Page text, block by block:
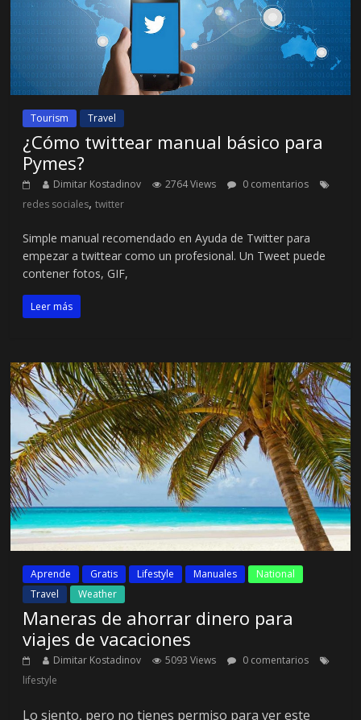
Tourism Travel
¿Cómo twittear manual básico para
Pymes?
Dimitar Kostadinov 2764 Views
0 comentarios
redes sociales,twitter
Simple manual recomendado en Ayuda de Twitter para
empezar a twittear como un profesional. Un Tweet puede
contener fotos, GIF,
Leer más
Aprende Gratis Lifestyle Manuales
National
Travel
Weather
Maneras de ahorrar dinero para
viajes de vacaciones
Dimitar Kostadinov 5093 Views
0 comentarios
lifestyle
Lo siento, pero no tienes permiso para ver este